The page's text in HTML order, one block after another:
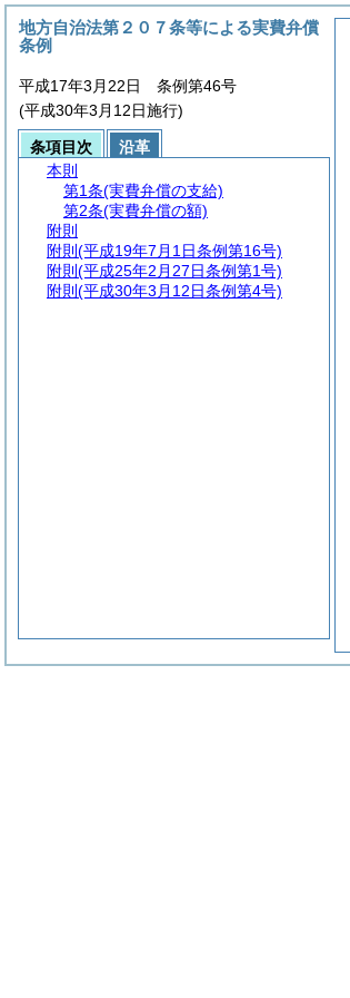
地方自治法第２０７条等による実費弁償
条例
平成17年3月22日 条例第46号
(平成30年3月12日施行)
条項目次
沿革
本則
第1条(実費弁償の支給)
第2条(実費弁償の額)
附則
附則 (平成19年7月1日条例第16号)
附則 (平成25年2月27日条例第1号)
附則 (平成30年3月12日条例第4号)